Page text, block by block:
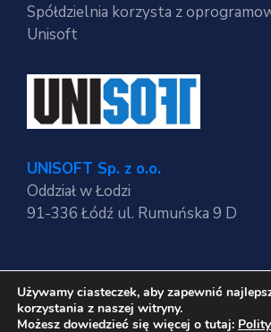
Spółdzielnia korzysta z
Unisoft
UNISOFT Sp. z o.o.
Oddział w Łodzi
91-336 Łódź ul. Rumuńska 9 D
Regulaminy strony
Polityka Prywatności
Używamy ciasteczek, aby zapewnić
korzystania z naszej witryny.
Możesz dowiedzieć się więcej o tutaj: